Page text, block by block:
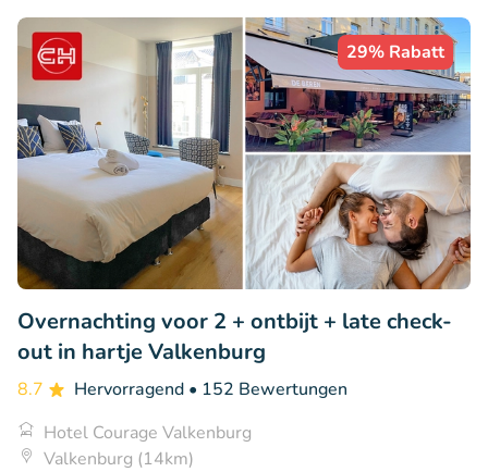
29% Rabatt
Overnachting voor 2 + ontbijt + late check-
out in hartje Valkenburg
8.7 Hervorragend • 152 Bewertungen
Hotel Courage Valkenburg
Valkenburg (14km)